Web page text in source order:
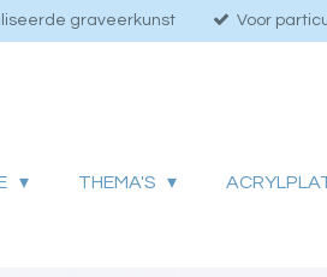
graveerkunst Voor
THEMA'S